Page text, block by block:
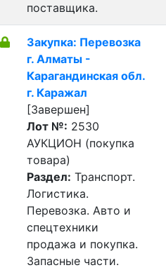
поставщика.
Закупка: Перевозка
г. Алматы -
Карагандинская обл.
г. Каражал
[Завершен]
Лот №: 2530
АУКЦИОН (покупка
товара)
Раздел: Транспорт.
Логистика.
Перевозка. Авто и
спецтехники
продажа и покупка.
Запасные части.